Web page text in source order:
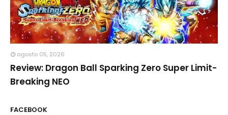
agosto 05, 2026
Review: Dragon Ball Sparking Zero Super Limit-
Breaking NEO
FACEBOOK